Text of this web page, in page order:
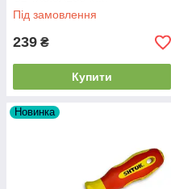
Під замовлення
239 ₴
Купити
Новинка